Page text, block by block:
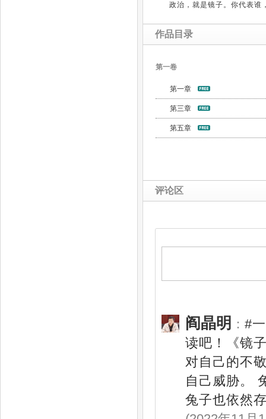
政治，就是镜子。你代表谁
作品目录
第一卷
第一章
第三章
第五章
评论区
阎晶明 ： #
读吧！《镜
对自己的不
自己威胁。
兔子也依然